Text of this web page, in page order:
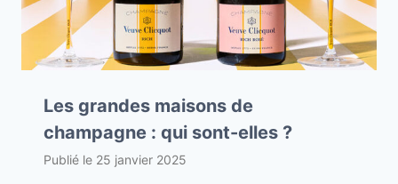
Les grandes maisons de
champagne : qui sont-elles ?
Publié le 25 janvier 2025